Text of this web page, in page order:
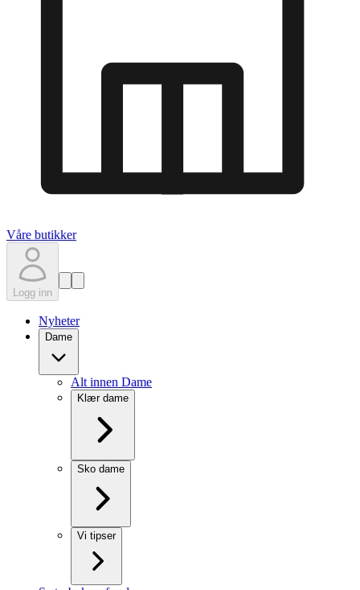
Våre butikker
Logg inn
Nyheter
Dame
Alt innen Dame
Klær dame
Sko dame
Vi tipser